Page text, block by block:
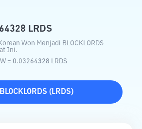
LRDS
Won Menjadi BLOCKLORDS
Ini.
= 0.03264328 LRDS
BLOCKLORDS ( LRDS)